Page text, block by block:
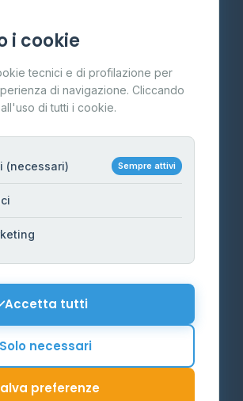
legali
Policy
Policy
del sito
i cookie
tecnici e di profilazione per
di navigazione. Cliccando
di tutti i cookie.
(necessari) Sempre attivi
Accetta tutti
Solo necessari
preferenze